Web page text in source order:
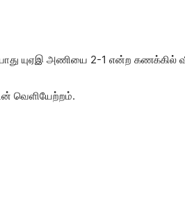
யுஏஇ அணியை 2-1 என்ற கணக்கில்
வெளியேற்றம்.